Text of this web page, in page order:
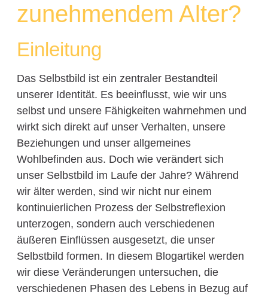
zunehmendem Alter?
Einleitung
Das Selbstbild ist ein zentraler Bestandteil
unserer Identität. Es beeinflusst, wie wir uns
selbst und unsere Fähigkeiten wahrnehmen und
wirkt sich direkt auf unser Verhalten, unsere
Beziehungen und unser allgemeines
Wohlbefinden aus. Doch wie verändert sich
unser Selbstbild im Laufe der Jahre? Während
wir älter werden, sind wir nicht nur einem
kontinuierlichen Prozess der Selbstreflexion
unterzogen, sondern auch verschiedenen
äußeren Einflüssen ausgesetzt, die unser
Selbstbild formen. In diesem Blogartikel werden
wir diese Veränderungen untersuchen, die
verschiedenen Phasen des Lebens in Bezug auf